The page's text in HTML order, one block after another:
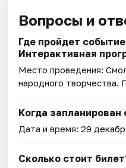
Вопросы и
Где пройдет
Интерактивная
Место проведения:
народного творчества.
Когда запланирован
Дата и время:29
Сколько стоит